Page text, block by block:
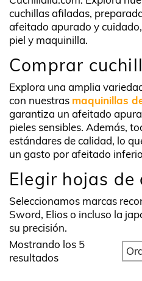
cuchillas afiladas,
afeitado apurado y
piel y maquinilla.
Comprar
Explora una amplia
con nuestras maquinillas
garantiza un afeitado
pieles sensibles. Además,
estándares de calidad, lo
un gasto por afeitado
Elegir hojas
Seleccionamos marcas
Sword, Elios o incluso la
su precisión.
Mostrando los 5
resultados